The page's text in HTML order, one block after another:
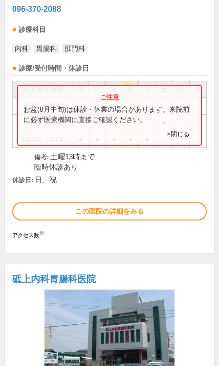
096-370-2088
診療科目
内科 胃腸科 肛門科
診療/受付時間・休診日
祝
9:00～12:30 ● ● ● ● ●
9:00～13:00
お盆(8月中旬)は休診・休業の場合があります。来院前
に必ず医療機関に直接ご確認ください。
×閉じる
備考: 土曜13時まで
臨時休診あり
休診日: 日、祝
この医院の詳細をみる
アクセス数※
砥上内科胃腸科医院